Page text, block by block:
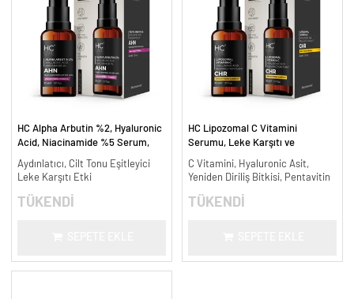
HC Alpha Arbutin %2, Hyaluronic
Acid, Niacinamide %5 Serum,
ml.
Aydınlatıcı, Cilt Tonu Eşitleyici
Leke Karşıtı Etki
TÜKENDİ
HC Lipozomal C Vitamini
Serumu, Leke Karşıtı ve
C Vitamini, Hyaluronic Asit,
Yeniden Diriliş Bitkisi, Pentavitin
TÜKENDİ